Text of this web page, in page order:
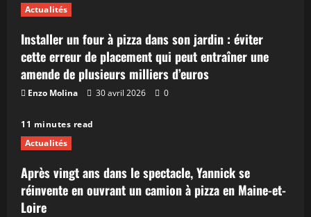
Actualités
Installer un four à pizza dans son jardin : éviter
cette erreur de placement qui peut entraîner une
amende de plusieurs milliers d’euros
Enzo Molina 30 avril 2026 0
11 minutes read
Actualités
Après vingt ans dans le spectacle, Yannick se
réinvente en ouvrant un camion à pizza en Maine-et-
Loire